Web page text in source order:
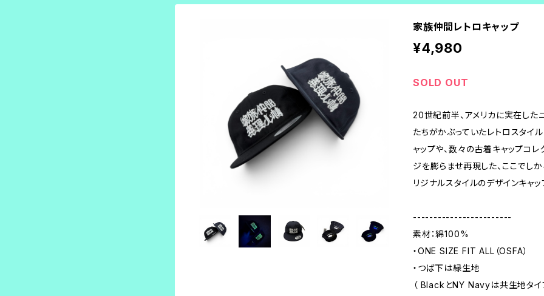
家族仲間レトロキャップ
¥4,980
SOLD OUT
20世紀前半、アメリカに実在した
たちがかぶっていたレトロスタイ
ャップや、数々の古着キャップコレ
ジを膨らませ再現した、ここでし
リジナルスタイルのデザインキャッ
------------------------
素材：綿100%
・ONE SIZE FIT ALL（OSFA）
・つば下は緑生地
（ BlackとNY Navyは共生地タイ